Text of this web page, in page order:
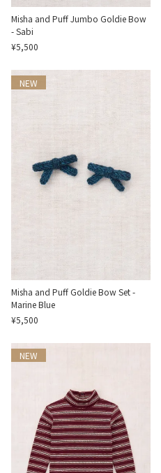
Misha and Puff Jumbo Goldie Bow
- Sabi
¥5,500
NEW
Misha and Puff Goldie Bow Set -
Marine Blue
¥5,500
NEW